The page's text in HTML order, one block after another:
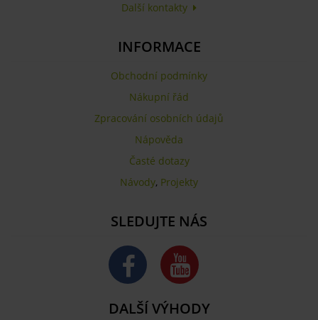
Další kontakty
INFORMACE
Obchodní podmínky
Nákupní řád
Zpracování osobních údajů
Nápověda
Časté dotazy
Návody, Projekty
SLEDUJTE NÁS
DALŠÍ VÝHODY